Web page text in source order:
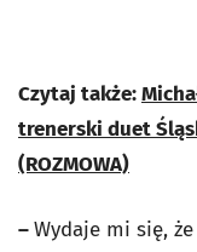
Czytaj także:
trenerski duet
(ROZMOWA)
–Wydaje mi się,